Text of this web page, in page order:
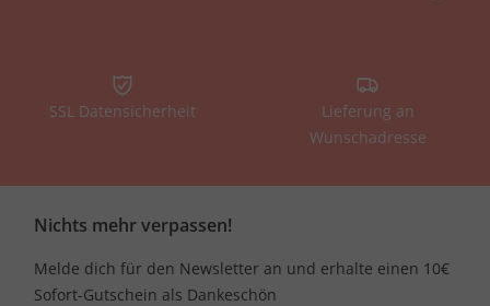
SSL Datensicherheit
Lieferung an
Wunschadresse
Nichts mehr verpassen!
Melde dich für den Newsletter an und erhalte einen 10€
Sofort-Gutschein als Dankeschön